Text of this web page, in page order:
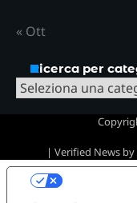
« Ott
Ricerca per
Ricerca
| Verified News by
Le tue